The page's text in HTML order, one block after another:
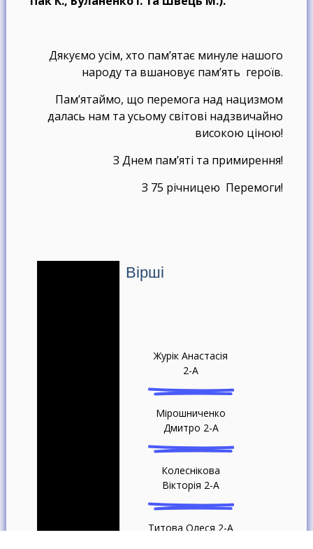
Дякуємо усім, хто пам’ятає минуле нашого
народу та вшановує пам’ять героїв.
Пам’ятаймо, що перемога над нацизмом
далась нам та усьому світові надзвичайно
високою ціною!
З Днем пам’яті та примирення!
З 75 річницею Перемоги!
Вірші
Журік Анастасія
2-A
Мірошниченко
Дмитро 2-A
Колеснікова
Вікторія 2-A
Титова Олеся 2-А